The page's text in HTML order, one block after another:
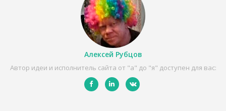
Алексей Рубцов
Автор идеи и исполнитель сайта от "а" до "я" доступен для вас: